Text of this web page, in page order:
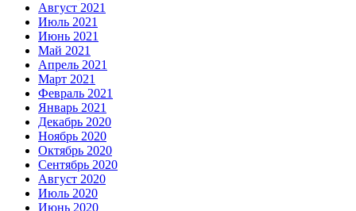
Август 2021
Июль 2021
Июнь 2021
Май 2021
Апрель 2021
Март 2021
Февраль 2021
Январь 2021
Декабрь 2020
Ноябрь 2020
Октябрь 2020
Сентябрь 2020
Август 2020
Июль 2020
Июнь 2020